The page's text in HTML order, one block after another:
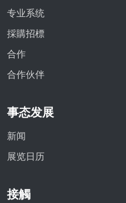
专业系统
採購招標
合作
合作伙伴
事态发展
新闻
展览日历
接觸